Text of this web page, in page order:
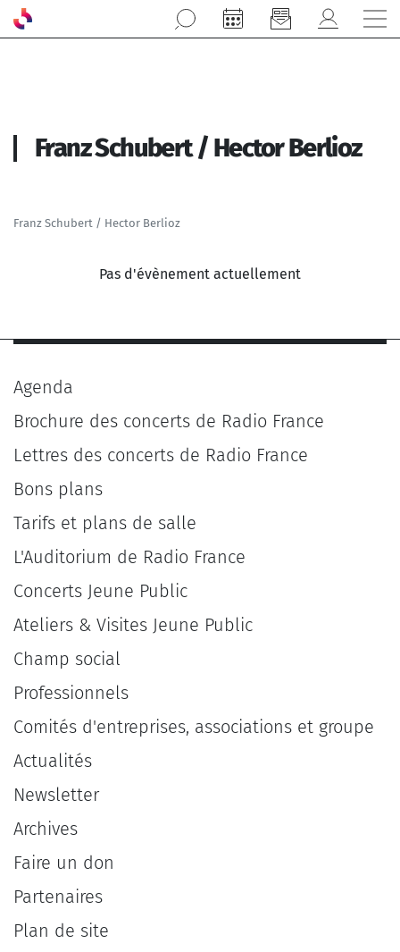
Aller au contenu principal
Franz Schubert / Hector Berlioz
Franz Schubert / Hector Berlioz
Pas d'évènement actuellement
Agenda
Brochure des concerts de Radio France
Lettres des concerts de Radio France
Bons plans
Tarifs et plans de salle
L'Auditorium de Radio France
Concerts Jeune Public
Ateliers & Visites Jeune Public
Champ social
Professionnels
Comités d'entreprises, associations et groupe
Actualités
Newsletter
Archives
Faire un don
Partenaires
Plan de site